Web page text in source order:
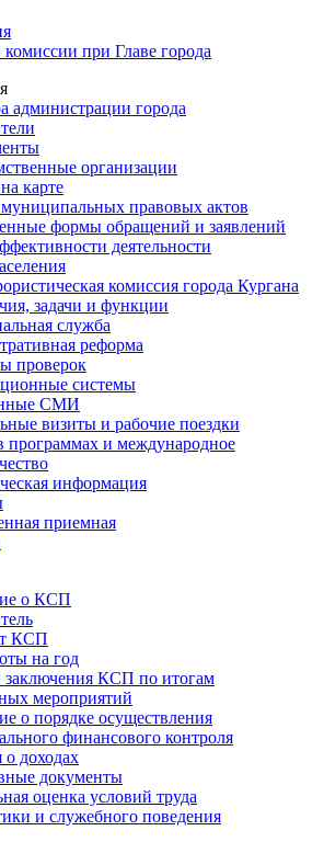
при Главе города
администрации города
организации
карте
правовых актов
формы обращений и заявлений
деятельности
комиссия города Кургана
задачи и функции
служба
реформа
проверок
системы
СМИ
визиты и рабочие поездки
программах и международное
информация
приемная
о КСП
КСП
на год
заключения КСП по итогам
мероприятий
о порядке осуществления
финансового контроля
доходах
документы
оценка условий труда
и служебного поведения